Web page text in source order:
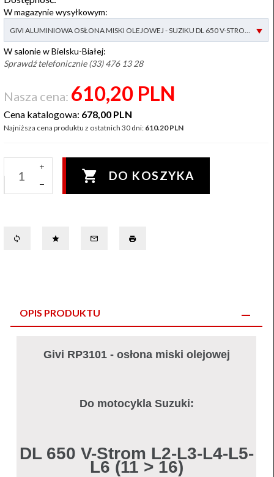
W magazynie wysyłkowym:
GIVI ALUMINIOWA OSŁONA MISKI OLEJOWEJ - SUZIKU DL 650 V-STROM L2-L3-L4 (11 > 15) - dostępny
W salonie w Bielsku-Białej:
Sprawdź telefonicznie (33) 476 13 28
Nasza cena: 610,20 PLN
Cena katalogowa: 678,00 PLN
Najniższa cena produktu z ostatnich 30 dni: 610.20 PLN
DO KOSZYKA
OPIS PRODUKTU
Givi RP3101 - osłona miski olejowej
Do motocykla Suzuki:
DL 650 V-Strom L2-L3-L4-L5-
L6 (11 > 16)